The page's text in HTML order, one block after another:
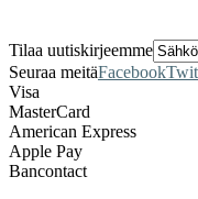
Tilaa uutiskirjeemme
Seuraa meitäFacebook
Visa
MasterCard
American Express
Apple Pay
Bancontact